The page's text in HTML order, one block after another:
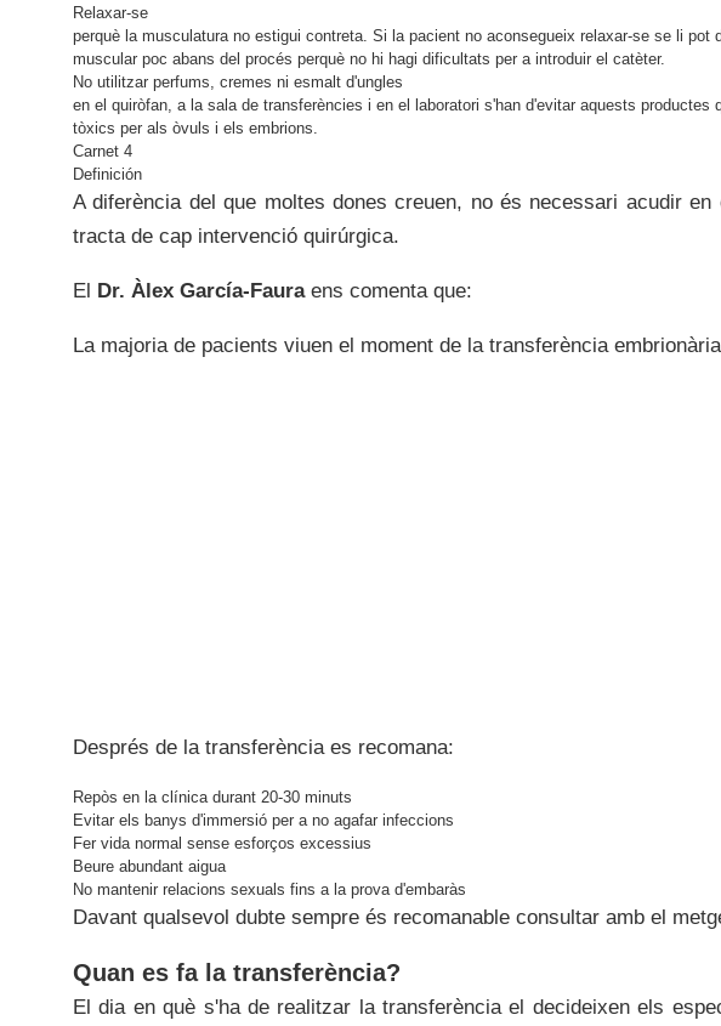
Relaxar-se
perquè la musculatura no estigui contreta. Si la pacient no aconsegueix relaxar-se se li pot
muscular poc abans del procés perquè no hi hagi dificultats per a introduir el catèter.
No utilitzar perfums, cremes ni esmalt d'ungles
en el quiròfan, a la sala de transferències i en el laboratori s'han d'evitar aquests productes
tòxics per als òvuls i els embrions.
Carnet 4
Definición
A diferència del que moltes dones creuen, no és necessari acudir en
tracta de cap intervenció quirúrgica.
El Dr. Àlex García-Fauraens comenta que:
La majoria de pacients viuen el moment de la transferència
Després de la transferència es recomana:
Repòs en la clínica durant 20-30 minuts
Evitar els banys d'immersió per a no agafar infeccions
Fer vida normal sense esforços excessius
Beure abundant aigua
No mantenir relacions sexuals fins a la prova d'embaràs
Davant qualsevol dubte sempre és recomanable consultar amb el
Quan es fa la transferència?
El dia en què s'ha de realitzar la transferència el decideixen els